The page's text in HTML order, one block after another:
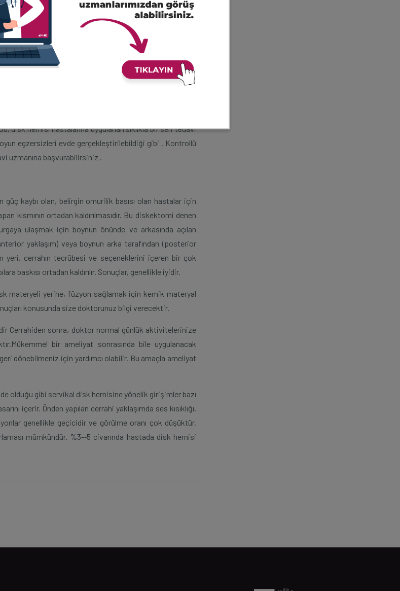
düzelebilir. Bu yüzden servikal disk hernisinden
ödemi azaltan antiinflamatuvar ve ağrıyı kontrol eden
tedavisi içeren cerrahi olmayan tedavileri
materyalinin yarattığı sinirlerdeki irritasyonu azaltmak,
disk hernisi hastalarına uygulanan sıklıkla bir seri tedavi
egzersizleri evde gerçekleştirilebildiği gibi . Kontrollü
uzmanına başvurabilirsiniz .
kaybı olan, belirgin omurilik basısı olan hastalar için
kısmının ortadan kaldırılmasıdır. Bu diskektomi denen
ulaşmak için boynun önünde ve arkasında açılan
yaklaşım) veya boynun arka tarafından (posterior
yeri, cerrahın tecrübesi ve seçeneklerini içeren bir çok
baskısı ortadan kaldırılır. Sonuçlar, genellikle iyidir.
materyeli yerine, füzyon sağlamak için kemik materyal
konusunda size doktorunuz bilgi verecektir.
Cerrahiden sonra, doktor normal günlük aktivitelerinize
bir ameliyat sonrasında bile uygulanacak
dönebilmeniz için yardımcı olabilir. Bu amaçla ameliyat
olduğu gibi servikal disk hernisine yönelik girişimler bazı
içerir. Önden yapılan cerrahi yaklaşımda ses kısıklığı,
genellikle geçicidir ve görülme oranı çok düşüktür.
mümkündür. %3-­‐5 civarında hastada disk hernisi